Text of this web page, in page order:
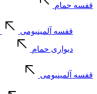
قفسه حمام
قفسه آلمینیومی
دیواری حمام
قفسه آلمینیومی